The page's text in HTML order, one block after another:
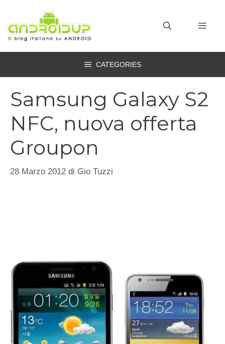
contenuto
CATEGORIES
Samsung Galaxy S2
NFC, nuova offerta
Groupon
28 Marzo 2012 di Gio Tuzzi